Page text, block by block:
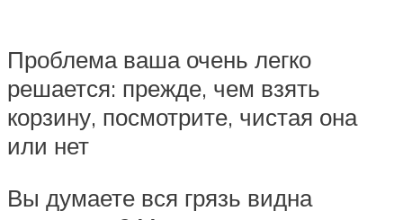
Проблема ваша очень легко
решается: прежде, чем взять
корзину, посмотрите, чистая она
или нет
Вы думаете вся грязь видна